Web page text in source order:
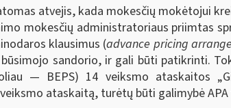
atvejis, kada mokesčių mokėtojui
mokesčių administratoriaus priimtas
klausimus (advance pricing
sandorio, ir gali būti patikrinti.
— BEPS) 14 veiksmo ataskaitos
ataskaitą, turėtų būti galimybė